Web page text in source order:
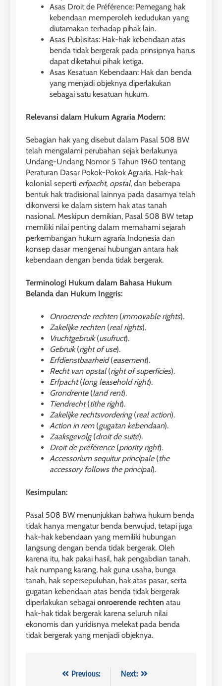
Asas Droit de Préférence: Pemegang hak
kebendaan memperoleh kedudukan yang
diutamakan terhadap pihak lain.
Asas Publisitas: Hak-hak kebendaan atas
benda tidak bergerak pada prinsipnya harus
dapat diketahui pihak ketiga.
Asas Kesatuan Kebendaan: Hak dan benda
yang menjadi objeknya diperlakukan
sebagai satu kesatuan hukum.
Relevansi dalam Hukum Agraria Modern:
Sebagian hak yang disebut dalam Pasal 508 BW
telah mengalami perubahan sejak berlakunya
Undang-Undang Nomor 5 Tahun 1960 tentang
Peraturan Dasar Pokok-Pokok Agraria. Hak-hak
kolonial seperti erfpacht, opstal, dan beberapa
bentuk hak tradisional lainnya pada dasarnya telah
dikonversi ke dalam sistem hak atas tanah
nasional. Meskipun demikian, Pasal 508 BW tetap
memiliki nilai penting dalam memahami sejarah
perkembangan hukum agraria Indonesia dan
konsep dasar mengenai hubungan antara hak
kebendaan dengan benda tidak bergerak.
Terminologi Hukum dalam Bahasa Hukum
Belanda dan Hukum Inggris:
Onroerende rechten(immovable rights).
Zakelijke rechten(real rights).
Vruchtgebruik(usufruct).
Gebruik(right of use).
Erfdienstbaarheid(easement).
Recht van opstal(right of superficies).
Erfpacht(long leasehold right).
Grondrente(land rent).
Tiendrecht(tithe right).
Zakelijke rechtsvordering(real action).
Action in rem(gugatan kebendaan).
Zaaksgevolg(droit de suite).
Droit de préférence(priority right).
Accessorium sequitur principale(the
accessory follows the principal).
Kesimpulan:
Pasal 508 BW menunjukkan bahwa hukum benda
tidak hanya mengatur benda berwujud, tetapi juga
hak-hak kebendaan yang memiliki hubungan
langsung dengan benda tidak bergerak. Oleh
karena itu, hak pakai hasil, hak pengabdian tanah,
hak numpang karang, hak guna usaha, bunga
tanah, hak sepersepuluhan, hak atas pasar, serta
gugatan kebendaan atas benda tidak bergerak
diperlakukan sebagai onroerende rechten atau
hak-hak tidak bergerak karena seluruh nilai
ekonomis dan yuridisnya melekat pada benda
tidak bergerak yang menjadi objeknya.
NavigasiPrevious:
Next: